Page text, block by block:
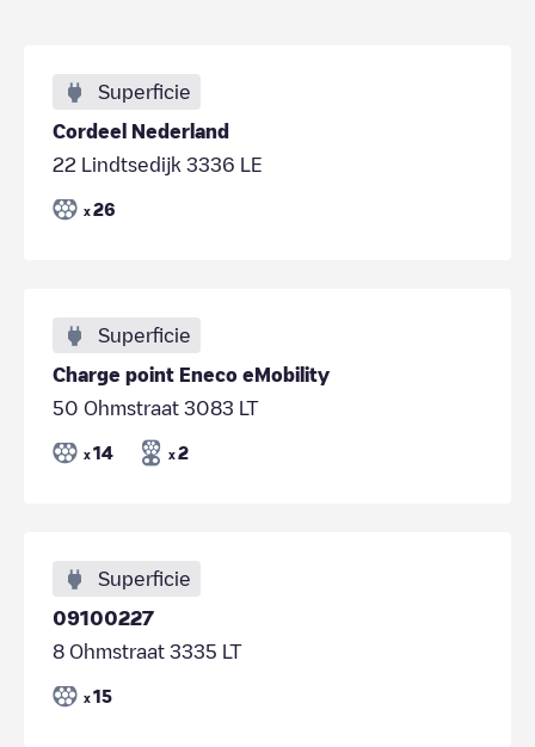
Superficie
Cordeel Nederland
22 Lindtsedijk 3336 LE
x 26
Superficie
Charge point Eneco eMobility
50 Ohmstraat 3083 LT
x 14 x 2
Superficie
09100227
8 Ohmstraat 3335 LT
x 15